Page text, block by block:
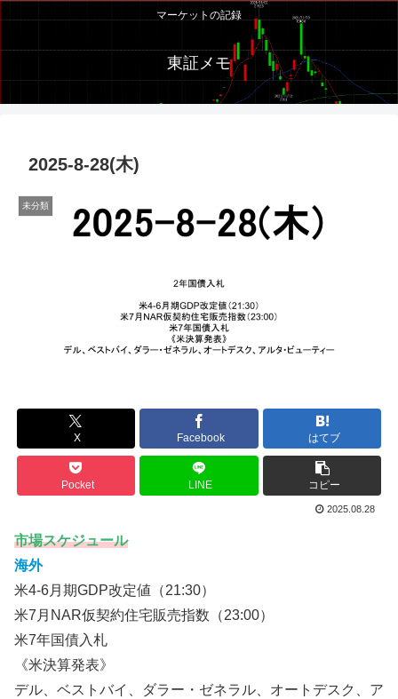
マーケットの記録
東証メモ
2025-8-28(木)
未分類
X Facebook はてブ
Pocket LINE コピー
2025.08.28
市場スケジュール
海外
米4-6月期GDP改定値（21:30）
米7月NAR仮契約住宅販売指数（23:00）
米7年国債入札
《米決算発表》
デル、ベストバイ、ダラー・ゼネラル、オートデスク、ア